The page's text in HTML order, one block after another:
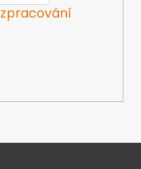
zpracování